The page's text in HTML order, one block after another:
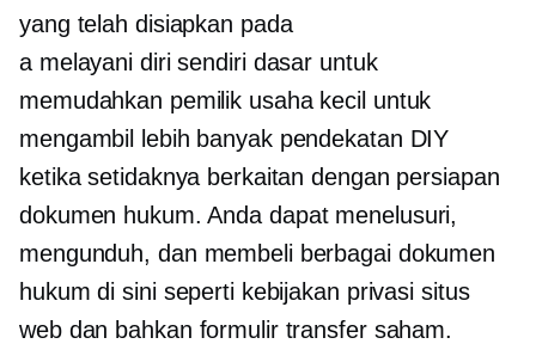
yang telah disiapkan pada
a melayani diri sendiridasar untuk
memudahkan pemilik usaha kecil untuk
mengambil lebih banyak pendekatan DIY
ketika setidaknya berkaitan dengan persiapan
dokumen hukum. Anda dapat menelusuri,
mengunduh, dan membeli berbagai dokumen
hukum di sini seperti kebijakan privasi situs
web dan bahkan formulir transfer saham.